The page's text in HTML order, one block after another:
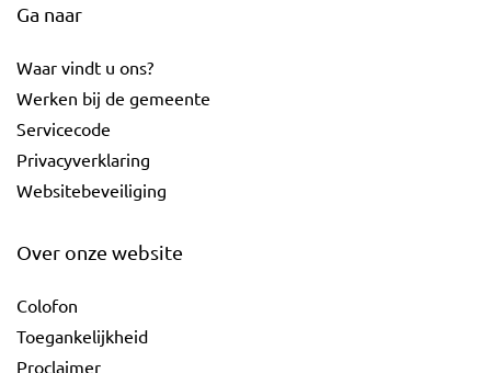
Ga naar
Waar vindt u ons?
Werken bij de gemeente
Servicecode
Privacyverklaring
Websitebeveiliging
Over onze website
Colofon
Toegankelijkheid
Proclaimer